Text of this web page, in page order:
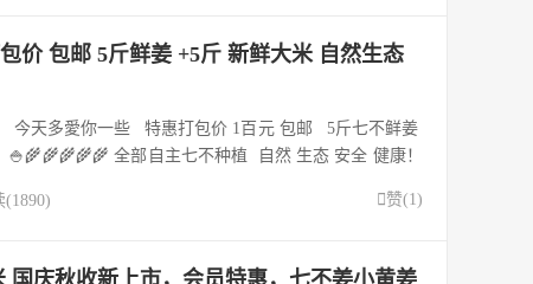
价 包邮 5斤鲜姜 +5斤 新鲜大米 自然生态
天多愛你一些 特惠打包价 1百元 包邮 5斤七不鲜姜
全部自主七不种植 自然 生态 安全 健康！
赞(1)
(1890)
国庆秋收新上市，会员特惠，七不姜小黄姜